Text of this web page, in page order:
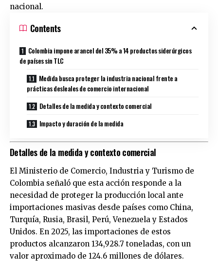
nacional.
Contents
Colombia impone arancel del 35% a 14 productos siderúrgicos
de países sin TLC
Medida busca proteger la industria nacional frente a
prácticas desleales de comercio internacional
Detalles de la medida y contexto comercial
Impacto y duración de la medida
Detalles de la medida y contexto comercial
El Ministerio de Comercio, Industria y Turismo de
Colombia señaló que esta acción responde a la
necesidad de proteger la producción local ante
importaciones masivas desde países como China,
Turquía, Rusia, Brasil, Perú, Venezuela y Estados
Unidos. En 2025, las importaciones de estos
productos alcanzaron 134,928.7 toneladas, con un
valor aproximado de 124.6 millones de dólares.